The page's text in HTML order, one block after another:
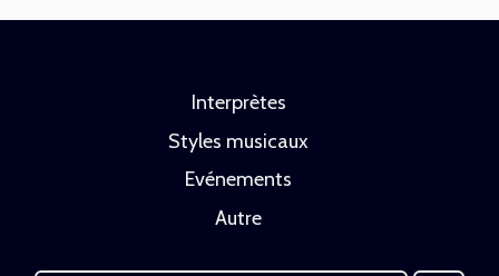
Interprètes
Styles musicaux
Evénements
Autre